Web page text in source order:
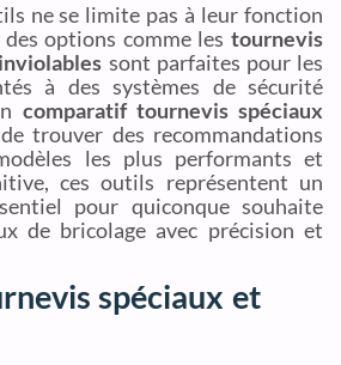
ne se limite pas à leur fonction
options comme les tournevis
sont parfaites pour les
à des systèmes de sécurité
comparatif tournevis spéciaux
trouver des recommandations
les plus performants et
ces outils représentent un
pour quiconque souhaite
de bricolage avec précision et
spéciaux et